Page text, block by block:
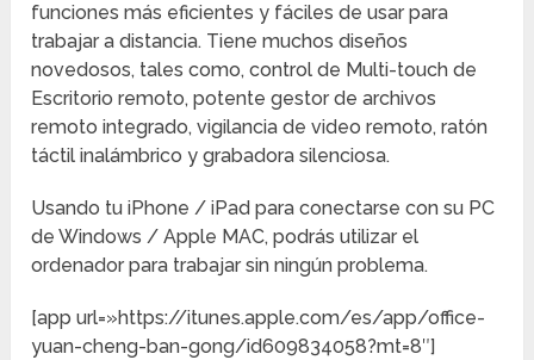
funciones más eficientes y fáciles de usar para
trabajar a distancia. Tiene muchos diseños
novedosos, tales como, control de Multi-touch de
Escritorio remoto, potente gestor de archivos
remoto integrado, vigilancia de video remoto, ratón
táctil inalámbrico y grabadora silenciosa.
Usando tu iPhone / iPad para conectarse con su PC
de Windows / Apple MAC, podrás utilizar el
ordenador para trabajar sin ningún problema.
[app url=»https://itunes.apple.com/es/app/office-
yuan-cheng-ban-gong/id609834058?mt=8″]